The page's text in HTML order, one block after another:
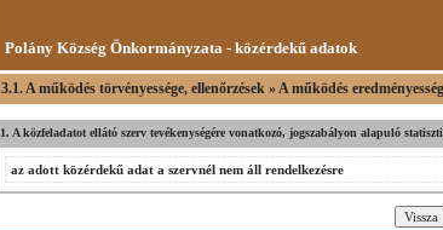
Polány Község Önkormányzata - közérdekű adatok
3.1. A működés törvényessége, ellenőrzések » A működés
1. A közfeladatot ellátó szerv tevékenységére vonatkozó, jogszabályon alapuló
az adott közérdekű adat a szervnél nem áll rendelkezésre